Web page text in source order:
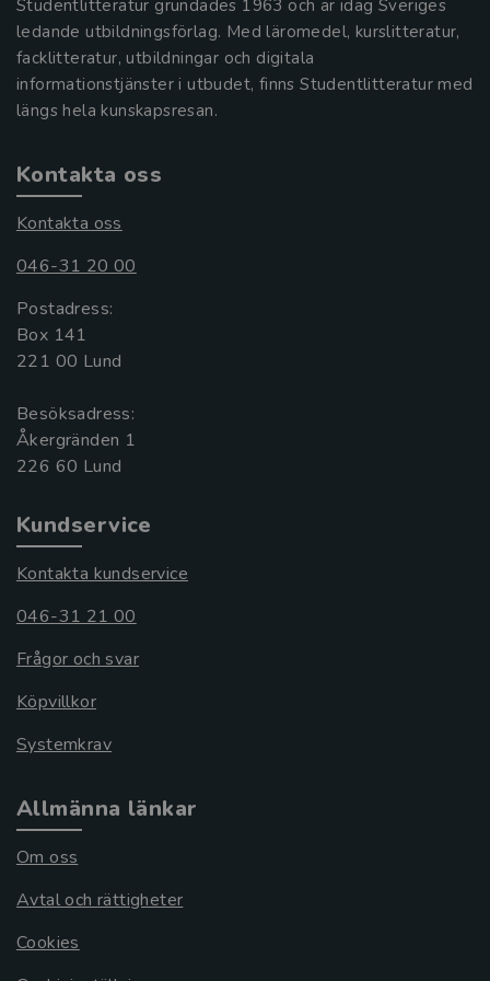
Studentlitteratur grundades 1963 och är idag Sveriges
ledande utbildningsförlag. Med läromedel, kurslitteratur,
facklitteratur, utbildningar och digitala
informationstjänster i utbudet, finns Studentlitteratur med
längs hela kunskapsresan.
Kontakta oss
Kontakta oss
046-31 20 00
Postadress:
Box 141
221 00 Lund
Besöksadress:
Åkergränden 1
Kundservice
Kontakta kundservice
046-31 21 00
Frågor och svar
Köpvillkor
Systemkrav
Allmänna länkar
Om oss
Avtal och rättigheter
Cookies